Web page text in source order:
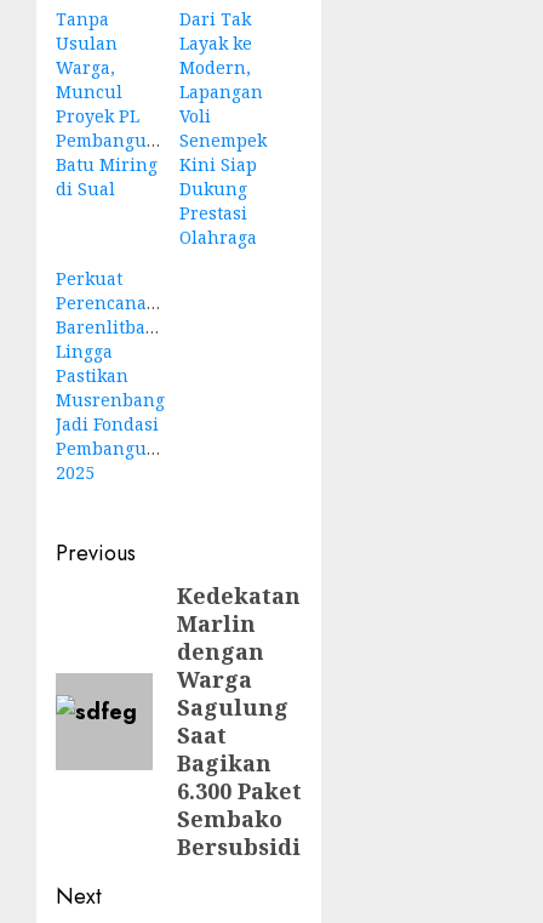
Tanpa
Usulan
Warga,
Muncul
Proyek PL
Pembangunan
Batu Miring
di Sual
Dari Tak
Layak ke
Modern,
Lapangan
Voli
Senempek
Kini Siap
Dukung
Prestasi
Olahraga
Perkuat
Perencanaan,
Barenlitbang
Lingga
Pastikan
Musrenbang
Jadi Fondasi
Pembangunan
2025
Post
navigation
Previous
Kedekatan
Marlin
dengan
Warga
Sagulung
Saat
Bagikan
6.300 Paket
Sembako
Bersubsidi
Next